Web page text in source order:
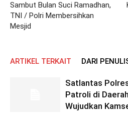
Sambut Bulan Suci Ramadhan,
TNI / Polri Membersihkan
Mesjid
ARTIKEL TERKAIT DARI
Satlantas
Patroli di
Wujudkan